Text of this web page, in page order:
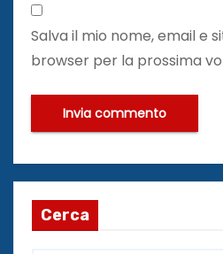
Salva il mio nome, email e
browser per la prossima
Cerca